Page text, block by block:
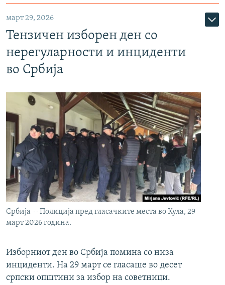
март 29, 2026
Тензичен изборен ден со
нерегуларности и инциденти
во Србија
Србија -- Полиција пред гласачките места во Кула, 29
март 2026 година.
Изборниот ден во Србија помина со низа
инциденти. На 29 март се гласаше во десет
српски општини за избор на советници.